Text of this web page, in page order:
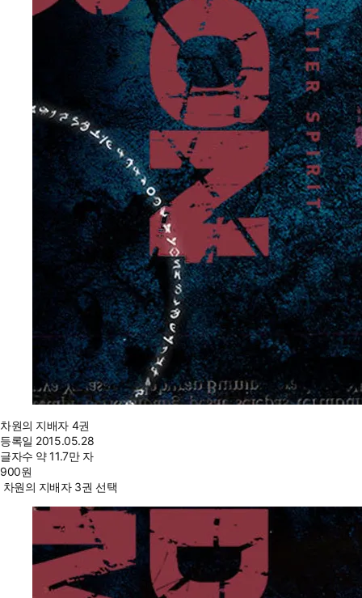
차원의 지배자 4권
등록일 2015.05.28
글자수 약 11.7만 자
900원
차원의 지배자 3권 선택